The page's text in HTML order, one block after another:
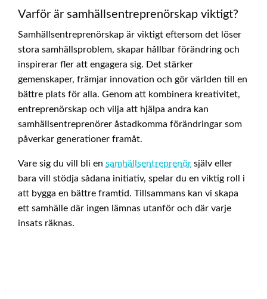
Varför är samhällsentreprenörskap viktigt?
Samhällsentreprenörskap är viktigt eftersom det löser
stora samhällsproblem, skapar hållbar förändring och
inspirerar fler att engagera sig. Det stärker
gemenskaper, främjar innovation och gör världen till en
bättre plats för alla. Genom att kombinera kreativitet,
entreprenörskap och vilja att hjälpa andra kan
samhällsentreprenörer åstadkomma förändringar som
påverkar generationer framåt.
Vare sig du vill bli en samhällsentreprenör själv eller
bara vill stödja sådana initiativ, spelar du en viktig roll i
att bygga en bättre framtid. Tillsammans kan vi skapa
ett samhälle där ingen lämnas utanför och där varje
insats räknas.